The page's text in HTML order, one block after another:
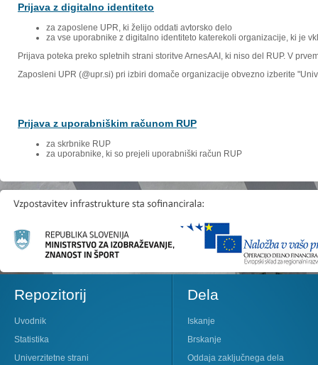
Prijava z digitalno identiteto
za zaposlene UPR, ki želijo oddati avtorsko delo
za vse uporabnike z digitalno identiteto katerekoli organizacije, ki je
Prijava poteka preko spletnih strani storitve ArnesAAI, ki niso del RUP. V
Zaposleni UPR (@upr.si) pri izbiri domače organizacije obvezno izberite
Prijava z uporabniškim računom RUP
za skrbnike RUP
za uporabnike, ki so prejeli uporabniški račun RUP
Repozitorij
Uvodnik
Statistika
Univerzitetne strani
Dela
Iskanje
Brskanje
Oddaja zaključnega dela